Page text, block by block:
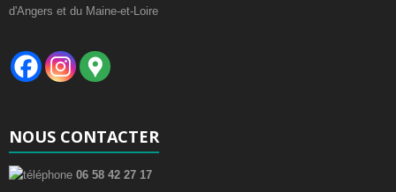
NOUS CONTACTER
06 58 42 27 17